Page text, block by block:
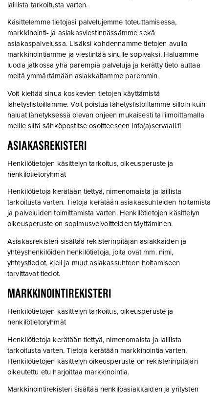
laillista tarkoitusta varten.
Käsittelemme tietojasi palvelujemme toteuttamisessa,
markkinointi- ja asiakasviestinnässämme sekä
asiakaspalvelussa. Lisäksi kohdennamme tietojen avulla
markkinointiamme ja viestintää sinulle sopivaksi. Haluamme
luoda jatkossa yhä parempia palveluja ja kerätty tieto auttaa
meitä ymmärtämään asiakkaitamme paremmin.
Voit kieltää sinua koskevien tietojen käyttämistä
lähetyslistoillamme. Voit poistua lähetyslistoiltamme silloin kuin
haluat lähetyksessä olevan ohjeen mukaisesti tai ilmoittamalla
meille siitä sähköpostitse osoitteeseen info(a)servaali.fi
ASIAKASREKISTERI
Henkilötietojen käsittelyn tarkoitus, oikeusperuste ja
henkilötietoryhmät
Henkilötietoja kerätään tiettyä, nimenomaista ja laillista
tarkoitusta varten. Tietoja kerätään asiakassuhteiden hoitamista
ja palveluiden toimittamista varten. Henkilötietojen käsittelyn
oikeusperuste on sopimusvelvoitteiden täyttäminen.
Asiakasrekisteri sisältää rekisterinpitäjän asiakkaiden ja
yhteyshenkilöiden henkilötietoja, joita ovat mm. nimi,
yhteystiedot, kieli ja muut asiakassuhteen hoitamiseen
tarvittavat tiedot.
MARKKINOINTIREKISTERI
Henkilötietojen käsittelyn tarkoitus, oikeusperuste ja
henkilötietoryhmät
Henkilötietoja kerätään tiettyä, nimenomaista ja laillista
tarkoitusta varten. Tietoja kerätään markkinointia varten.
Henkilötietojen käsittelyn oikeusperuste on rekisterinpitäjän
oikeutettu etu harjoittaa markkinointia.
Markkinointirekisteri sisältää henkilöasiakkaiden ja yritysten